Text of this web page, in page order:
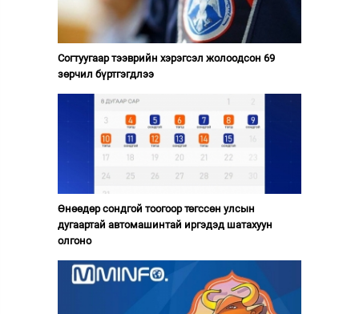
Согтуугаар тээврийн хэрэгсэл жолоодсон 69
зөрчил бүртгэгдлээ
Өнөөдөр сондгой тоогоор төгссөн улсын
дугаартай автомашинтай иргэдэд шатахуун
олгоно